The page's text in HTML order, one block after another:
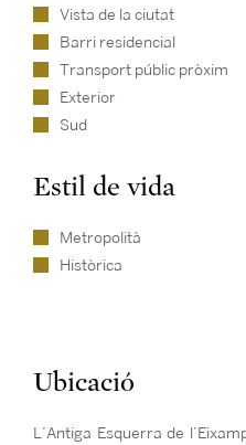
Vista de la ciutat
Barri residencial
Transport públic pròxim
Exterior
Sud
Estil de vida
Metropolità
Històrica
Ubicació
L’Antiga Esquerra de